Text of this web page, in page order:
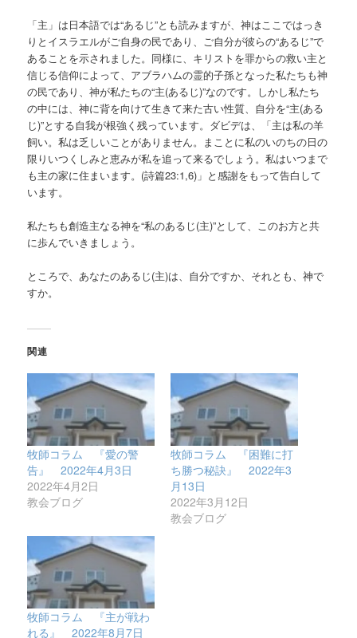
「主」は日本語では“あるじ”とも読みますが、神はここではっき
りとイスラエルがご自身の民であり、ご自分が彼らの“あるじ”で
あることを示されました。同様に、キリストを罪からの救い主と
信じる信仰によって、アブラハムの霊的子孫となった私たちも神
の民であり、神が私たちの“主(あるじ)”なのです。しかし私たち
の中には、神に背を向けて生きて来た古い性質、自分を“主(ある
じ)”とする自我が根強く残っています。ダビデは、「主は私の羊
飼い。私は乏しいことがありません。まことに私のいのちの日の
限りいつくしみと恵みが私を追って来るでしょう。私はいつまで
も主の家に住まいます。(詩篇23:1,6)」と感謝をもって告白して
います。
私たちも創造主なる神を“私のあるじ(主)”として、このお方と共
に歩んでいきましょう。
ところで、あなたのあるじ(主)は、自分ですか、それとも、神で
すか。
関連
牧師コラム 『愛の警
告』 2022年4月3日
2022年4月2日
教会ブログ
牧師コラム 『困難に打
ち勝つ秘訣』 2022年3
月13日
2022年3月12日
教会ブログ
牧師コラム 『主が戦わ
れる』 2022年8月7日